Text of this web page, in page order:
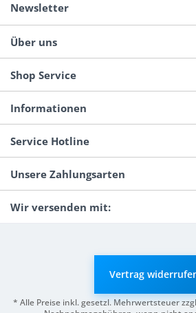
Newsletter
Über uns
Shop Service
Informationen
Service Hotline
Unsere Zahlungsarten
Wir versenden mit:
Vertrag
* Alle Preise inkl. gesetzl. Mehrwertsteuer